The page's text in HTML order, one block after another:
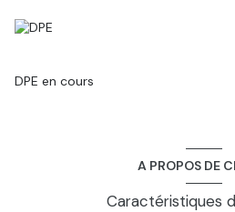
contacter: Céline HERITIER
DPE en cours
A PROPOS DE
Caractéristiques